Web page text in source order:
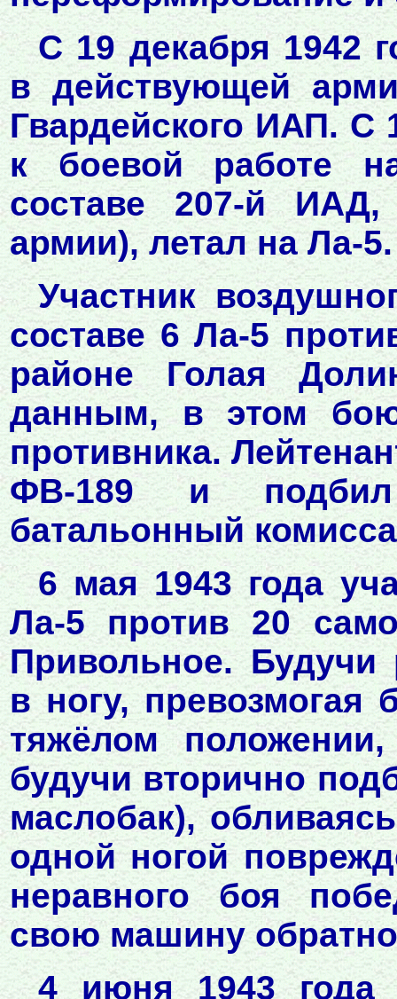
С 19 декабря 1942
в действующей
Гвардейского ИАП. С
к боевой работе
составе 207-й
армии), летал на Ла-5.
Участник
составе 6 Ла-5
районе Голая
данным, в этом
противника.
ФВ-189 и
батальонный
6 мая 1943 года
Ла-5 против 20
Привольное. Будучи
в ногу,
тяжёлом
будучи вторично
маслобак),
одной ногой
неравного боя
свою машину
4 июня 1943 года